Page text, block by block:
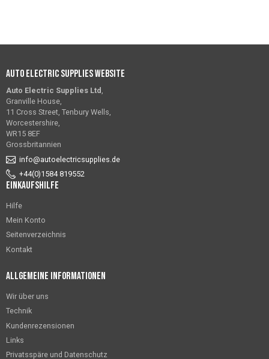
Auto Electric Supplies Website
Auto Electric Supplies Ltd ,
Granville House,
11 Cross Street, Tenbury Wells,
Worcestershire,
WR15 8EF
Grossbritannien
info@autoelectricsupplies.de
+44(0)1584 819552
Einkaufshilfe
Hilfe
Mein Konto
Seitenverzeichnis
Kontakt
Allgemeine Informationen
Wir über uns
Technik
Kundenrezensionen
Links
Privatsspäre und Datenschutz